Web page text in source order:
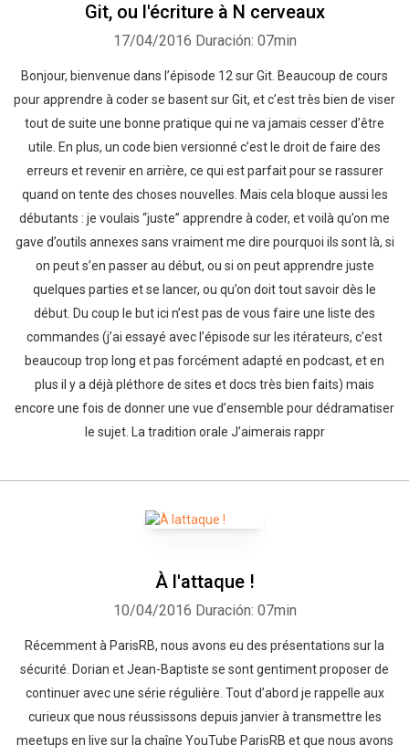
Git, ou l'écriture à N cerveaux
17/04/2016 Duración: 07min
Bonjour, bienvenue dans l’épisode 12 sur Git. Beaucoup de cours
pour apprendre à coder se basent sur Git, et c’est très bien de viser
tout de suite une bonne pratique qui ne va jamais cesser d’être
utile. En plus, un code bien versionné c’est le droit de faire des
erreurs et revenir en arrière, ce qui est parfait pour se rassurer
quand on tente des choses nouvelles. Mais cela bloque aussi les
débutants : je voulais “juste” apprendre à coder, et voilà qu’on me
gave d’outils annexes sans vraiment me dire pourquoi ils sont là, si
on peut s’en passer au début, ou si on peut apprendre juste
quelques parties et se lancer, ou qu’on doit tout savoir dès le
début. Du coup le but ici n’est pas de vous faire une liste des
commandes (j’ai essayé avec l’épisode sur les itérateurs, c’est
beaucoup trop long et pas forcément adapté en podcast, et en
plus il y a déjà pléthore de sites et docs très bien faits) mais
encore une fois de donner une vue d’ensemble pour dédramatiser
le sujet. La tradition orale J’aimerais rappr
À l'attaque !
10/04/2016 Duración: 07min
Récemment à ParisRB, nous avons eu des présentations sur la
sécurité. Dorian et Jean-Baptiste se sont gentiment proposer de
continuer avec une série régulière. Tout d’abord je rappelle aux
curieux que nous réussissons depuis janvier à transmettre les
meetups en live sur la chaîne YouTube ParisRB et que nous avons